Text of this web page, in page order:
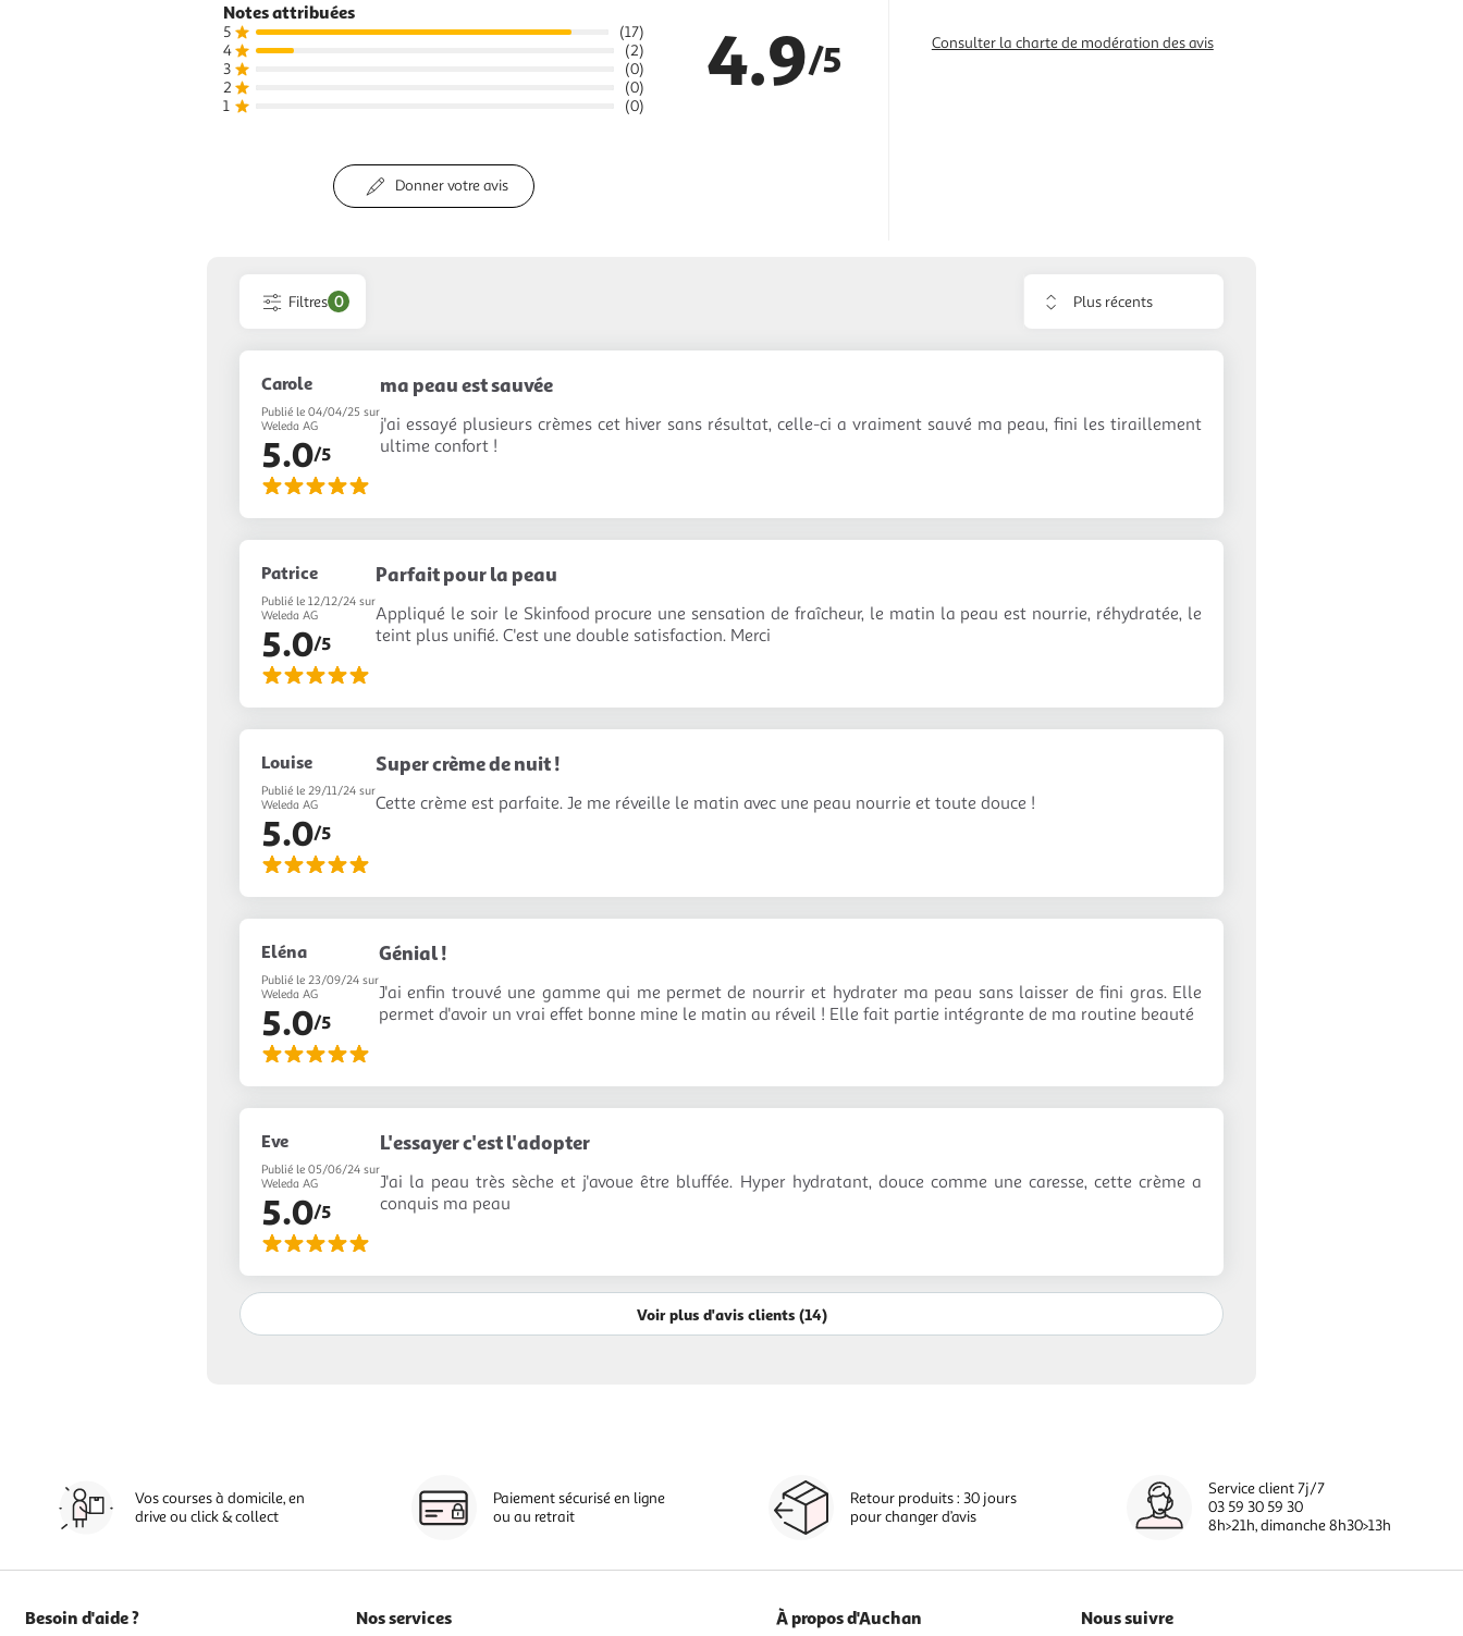
Notes attribuées
5
(17)
4
(2)
3
(0)
2
(0)
1
(0)
4.9/5
Donner votre avis
Consulter la charte de modération des avis
Filtres 0
Trier
avis
Carole
Publié le 04/04/25 sur
Weleda AG
5.0/5
ma peau est sauvée
j'ai essayé plusieurs crèmes cet hiver sans résultat, celle-ci a vraiment sauvé ma peau, fini les tiraillement
ultime confort !
Patrice
Publié le 12/12/24 sur
Weleda AG
5.0/5
Parfait pour la peau
Appliqué le soir le Skinfood procure une sensation de fraîcheur, le matin la peau est nourrie, réhydratée, le
teint plus unifié. C'est une double satisfaction. Merci
Louise
Publié le 29/11/24 sur
Weleda AG
5.0/5
Super crème de nuit !
Cette crème est parfaite. Je me réveille le matin avec une peau nourrie et toute douce !
Eléna
Publié le 23/09/24 sur
Weleda AG
5.0/5
Génial !
J'ai enfin trouvé une gamme qui me permet de nourrir et hydrater ma peau sans laisser de fini gras. Elle
permet d'avoir un vrai effet bonne mine le matin au réveil ! Elle fait partie intégrante de ma routine beauté
Eve
Publié le 05/06/24 sur
Weleda AG
5.0/5
L'essayer c'est l'adopter
J'ai la peau très sèche et j'avoue être bluffée. Hyper hydratant, douce comme une caresse, cette crème a
conquis ma peau
Voir plus d'avis clients (14)
Vos courses à domicile, en
drive ou click & collect
Paiement sécurisé en ligne
ou au retrait
Retour produits : 30 jours
pour changer d’avis
Service client 7j/7
03 59 30 59 30
8h>21h, dimanche 8h30>13h
Besoin d'aide ? Nos services À propos d'Auchan Nous suivre